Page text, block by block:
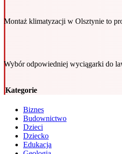
Montaż klimatyzacji w Olsztynie to
Wybór odpowiedniej wyciągarki do
Kategorie
Biznes
Budownictwo
Dzieci
Dziecko
Edukacja